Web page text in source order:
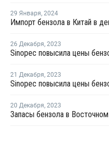
29 Января, 2024
Импорт бензола в Китай в
26 Декабря, 2023
Sinopec повысила цены
21 Декабря, 2023
Sinopec повысила цены
20 Декабря, 2023